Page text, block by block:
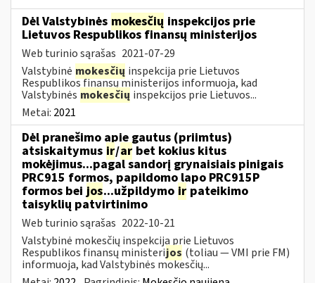
Dėl Valstybinės mokesčių inspekcijos prie
Lietuvos Respublikos finansų ministerijos
Web turinio sąrašas 2021-07-29
Valstybinė mokesčių inspekcija prie Lietuvos
Respublikos finansų ministerijos informuoja, kad
Valstybinės mokesčių inspekcijos prie Lietuvos...
Metai: 2021
Dėl pranešimo apie gautus (priimtus)
atsiskaitymus ir/ar bet kokius kitus
mokėjimus...pagal sandorį grynaisiais pinigais
PRC915 formos, papildomo lapo PRC915P
formos bei jos...užpildymo ir pateikimo
taisyklių patvirtinimo
Web turinio sąrašas 2022-10-21
Valstybinė mokesčių inspekcija prie Lietuvos
Respublikos finansų ministerijos (toliau ― VMI prie FM)
informuoja, kad Valstybinės mokesčių...